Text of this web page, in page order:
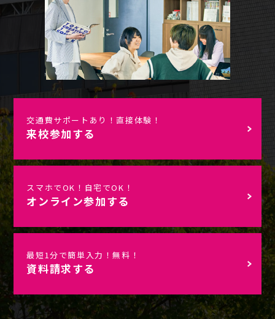
交通費サポートあり！直接体験！
来校参加する
スマホでOK！自宅でOK！
オンライン参加する
最短1分で簡単入力！無料！
資料請求する